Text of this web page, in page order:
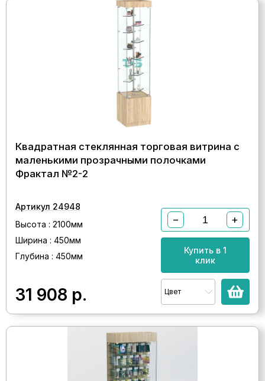
Квадратная стеклянная торговая витрина с
маленькими прозрачными полочками
Фрактал №2-2
Артикул 24948
Высота : 2100мм
Ширина : 450мм
Глубина : 450мм
31 908 р.
− +
Купить в 1
клик
Цвет